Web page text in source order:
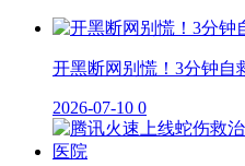
开黑断网别慌！3分钟自
2026-07-10 0